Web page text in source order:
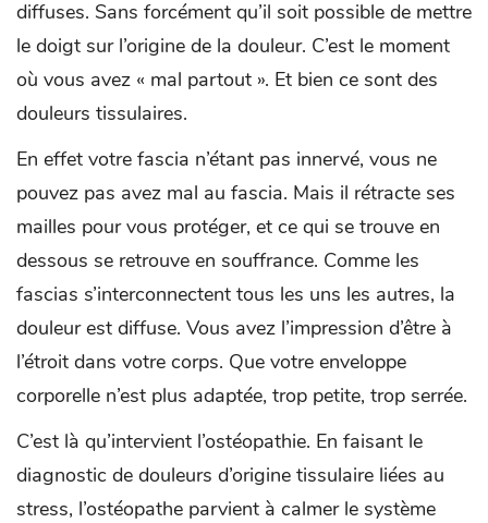
diffuses. Sans forcément qu’il soit possible de mettre
le doigt sur l’origine de la douleur. C’est le moment
où vous avez « mal partout ». Et bien ce sont des
douleurs tissulaires.
En effet votre fascia n’étant pas innervé, vous ne
pouvez pas avez mal au fascia. Mais il rétracte ses
mailles pour vous protéger, et ce qui se trouve en
dessous se retrouve en souffrance. Comme les
fascias s’interconnectent tous les uns les autres, la
douleur est diffuse. Vous avez l’impression d’être à
l’étroit dans votre corps. Que votre enveloppe
corporelle n’est plus adaptée, trop petite, trop serrée.
C’est là qu’intervient l’ostéopathie. En faisant le
diagnostic de douleurs d’origine tissulaire liées au
stress, l’ostéopathe parvient à calmer le système